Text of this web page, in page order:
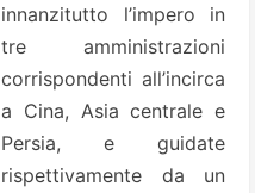
innanzitutto l’impero in
tre amministrazioni
corrispondenti all’incirca
a Cina, Asia centrale e
Persia, e guidate
rispettivamente da un